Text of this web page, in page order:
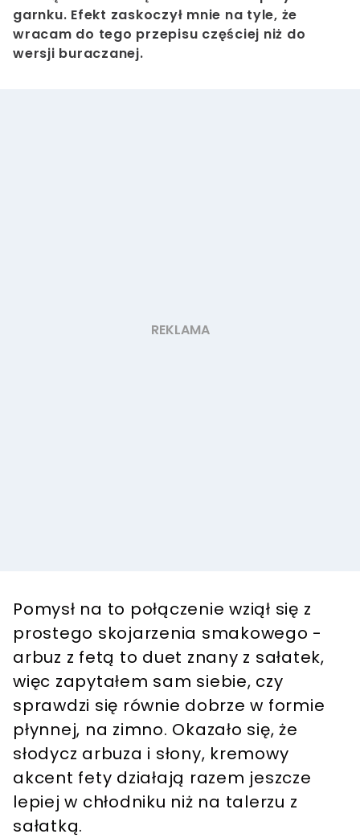
garnku. Efekt zaskoczył mnie na tyle, że
wracam do tego przepisu częściej niż do
wersji buraczanej.
Pomysł na to połączenie wziął się z
prostego skojarzenia smakowego -
arbuz z fetą to duet znany z sałatek,
więc zapytałem sam siebie, czy
sprawdzi się równie dobrze w formie
płynnej, na zimno. Okazało się, że
słodycz arbuza i słony, kremowy
akcent fety działają razem jeszcze
lepiej w chłodniku niż na talerzu z
sałatką.